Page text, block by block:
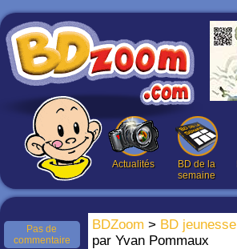
Actualités
BD de la
semaine
BDZoom > BD jeunesse
par Yvan Pommaux
Pas de
commentaire